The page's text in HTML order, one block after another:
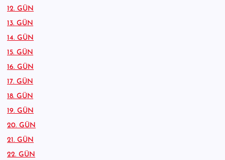
12. GÜN
13. GÜN
14. GÜN
15. GÜN
16. GÜN
17. GÜN
18. GÜN
19. GÜN
20. GÜN
21. GÜN
22. GÜN